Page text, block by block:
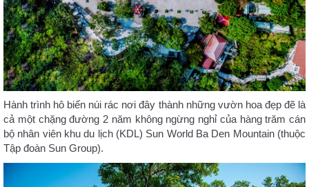
Hành trình hô biến núi rác nơi đây thành những vườn hoa đẹp đẽ là
cả một chặng đường 2 năm không ngừng nghỉ của hàng trăm cán
bộ nhân viên khu du lịch (KDL) Sun World Ba Den Mountain (thuộc
Tập đoàn Sun Group).